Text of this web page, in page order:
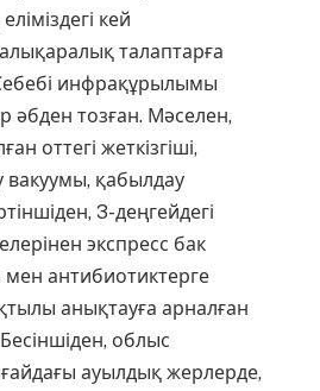
кей
талаптарға
инфрақұрылымы
әбден тозған. Мәселен,
оттегі жеткізгіші,
вакуумы, қабылдау
3-деңгейдегі
экспресс бак
антибиотиктерге
анықтауға ар­налған
облыс
ауылдық жерлерде,